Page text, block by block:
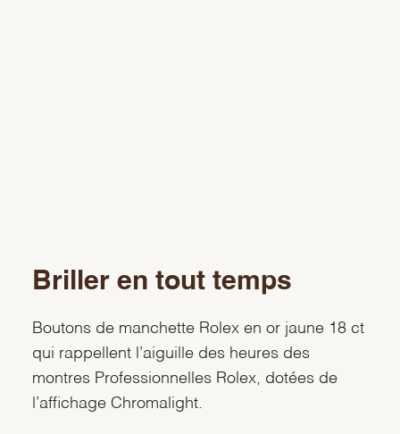
Briller en tout temps
Boutons de manchette Rolex en or jaune 18 ct
qui rappellent lʼaiguille des heures des
montres Professionnelles Rolex, dotées de
lʼaffichage Chromalight.